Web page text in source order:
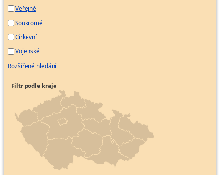
Veřejné
Soukromé
Církevní
Vojenské
Rozšířené hledání
Filtr podle kraje